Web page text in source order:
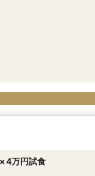
万円試食